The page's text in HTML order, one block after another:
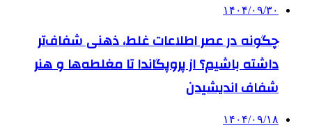
۱۴۰۴/۰۹/۳۰
چگونه در عصر اطلاعات غلط، ذهنی شفاف‌تر
داشته باشیم؟ از پروپگاندا تا مغلطه‌ها و هنر
شفاف اندیشیدن
۱۴۰۴/۰۹/۱۸